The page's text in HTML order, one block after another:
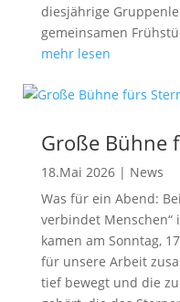
diesjährige
gemeinsamen
mehr lesen
Große Bühne
18.Mai 2026| News
Was für ein Abend:
verbindet Menschen“
kamen am Sonntag,
für unsere Arbeit
tief bewegt und die